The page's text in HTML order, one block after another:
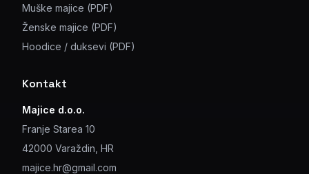
Muške majice (PDF)
Ženske majice (PDF)
Hoodice / duksevi (PDF)
Kontakt
Majice d.o.o.
Franje Starea 10
42000 Varaždin, HR
majice.hr@gmail.com